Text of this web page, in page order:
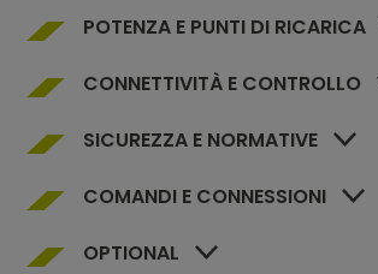
POTENZA E PUNTI DI RICARICA
CONNETTIVITÀ E CONTROLLO
SICUREZZA E NORMATIVE
COMANDI E CONNESSIONI
OPTIONAL